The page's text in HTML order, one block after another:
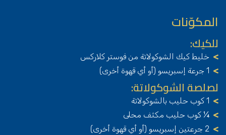
المكوّنات
للكيك:
خليط كيك الشوكولاتة من فوستر كلاركس
1 جرعة إسبريسو (أو أي قهوة أخرى)
لصلصة الشوكولاتة:
1 كوب حليب بالشوكولاتة
¼ كوب حليب مكثف محلى
2 جرعتين إسبريسو (أو أي قهوة أخرى)